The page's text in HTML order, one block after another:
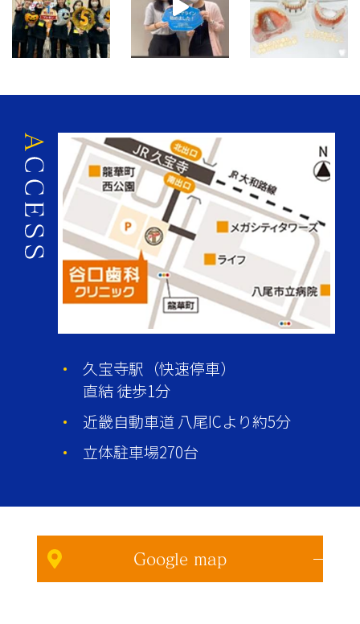
久宝寺駅（快速停車）
直結 徒歩1分
近畿自動車道 八尾ICより約5分
立体駐車場270台
Google map